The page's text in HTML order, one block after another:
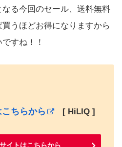
なる今回のセール、送料無料
うほどお得になりますから
すね！！
ちらから [ HiLIQ ]
イトはこちらから